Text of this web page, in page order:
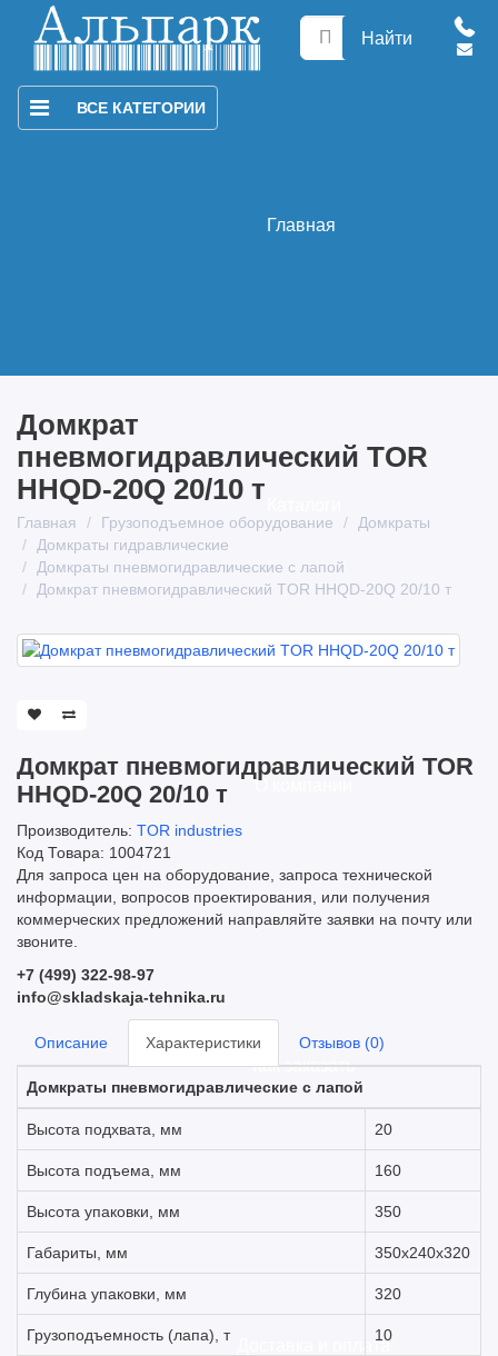
Найти
ВСЕ КАТЕГОРИИ
Главная
О компании
Как заказать
Доставка и оплата
Домкрат
пневмогидравлический TOR
HHQD-20Q 20/10 т
Главная Грузоподъемное оборудование
Домкраты
Домкраты гидравлические
Домкраты пневмогидравлические с лапой
Домкрат пневмогидравлический TOR HHQD-20Q 20/10 т
Домкрат пневмогидравлический TOR
HHQD-20Q 20/10 т
Производитель: TOR industries
Код Товара: 1004721
Для запроса цен на оборудование, запроса технической
информации, вопросов проектирования, или получения
коммерческих предложений направляйте заявки на почту или
звоните.
+7 (499) 322-98-97
info@skladskaja-tehnika.ru
Описание Характеристики Отзывов (0)
Домкраты пневмогидравлические с лапой
Высота подхвата, мм 20
Высота подъема, мм 160
Высота упаковки, мм 350
Габариты, мм 350х240х320
Глубина упаковки, мм 320
Грузоподъемность (лапа), т 10